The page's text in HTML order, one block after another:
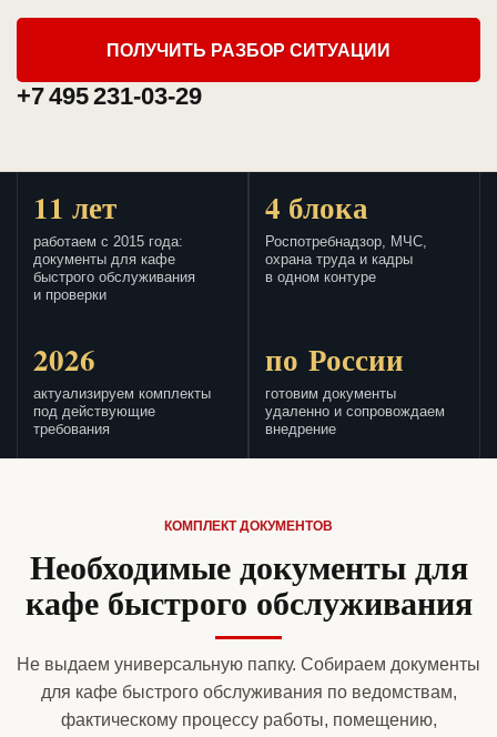
ПОЛУЧИТЬ РАЗБОР СИТУАЦИИ
+7 495 231-03-29
11 лет
работаем с 2015 года:
документы для кафе
быстрого обслуживания
и проверки
4 блока
Роспотребнадзор, МЧС,
охрана труда и кадры
в одном контуре
2026
актуализируем комплекты
под действующие
требования
по России
готовим документы
удаленно и сопровождаем
внедрение
КОМПЛЕКТ ДОКУМЕНТОВ
Необходимые документы для
кафе быстрого обслуживания
Не выдаем универсальную папку. Собираем документы
для кафе быстрого обслуживания по ведомствам,
фактическому процессу работы, помещению,